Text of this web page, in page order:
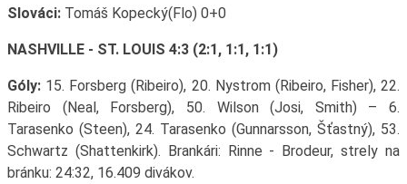
Slováci:Tomáš Kopecký(Flo) 0+0
NASHVILLE - ST. LOUIS 4:3 (2:1, 1:1, 1:1)
Góly:15. Forsberg (Ribeiro), 20. Nystrom (Ribeiro, Fisher), 22.
Ribeiro (Neal, Forsberg), 50. Wilson (Josi, Smith) – 6.
Tarasenko (Steen), 24. Tarasenko (Gunnarsson, Šťastný), 53.
Schwartz (Shattenkirk). Brankári: Rinne - Brodeur, strely na
bránku: 24:32, 16.409 divákov.